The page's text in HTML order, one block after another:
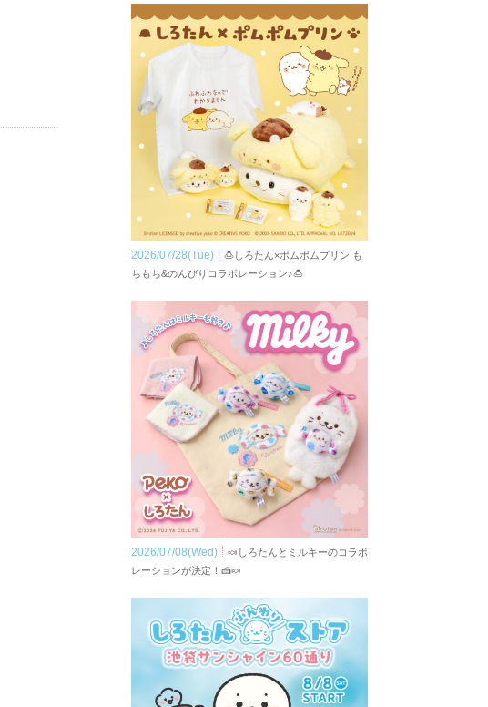
2026/07/28(Tue)
🍮しろたん×ポムポムプリン も
ちもち&のんびりコラボレーション♪🍮
2026/07/08(Wed)
🍬しろたんとミルキーのコラボ
レーションが決定！🍰🍬